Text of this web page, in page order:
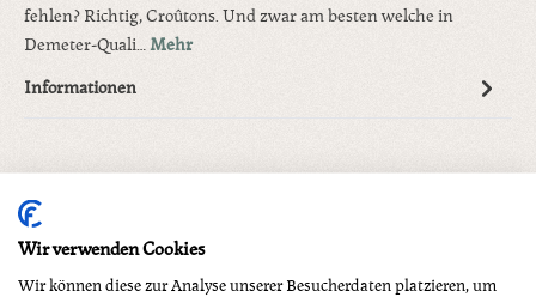
Wir verwenden Cookies
Wir können diese zur Analyse unserer Besucherdaten platzieren, um
fehlen? Richtig, Croûtons. Und zwar am besten welche in
Demeter-Quali…Mehr
Informationen
Produktgalerie überspringen
Dazu empfehlen wir